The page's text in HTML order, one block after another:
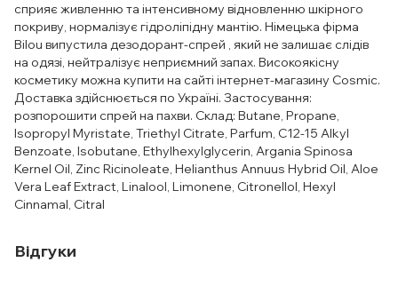
сприяє живленню та інтенсивному відновленню шкірного
покриву, нормалізує гідроліпідну мантію. Німецька фірма
Bilou випустила дезодорант-спрей , який не залишає слідів
на одязі, нейтралізує неприємний запах. Високоякісну
косметику можна купити на сайті інтернет-магазину Cosmic.
Доставка здійснюється по Україні. Застосування:
розпорошити спрей на пахви. Склад: Butane, Propane,
Isopropyl Myristate, Triethyl Citrate, Parfum, C12-15 Alkyl
Benzoate, Isobutane, Ethylhexylglycerin, Argania Spinosa
Kernel Oil, Zinc Ricinoleate, Helianthus Annuus Hybrid Oil, Aloe
Vera Leaf Extract, Linalool, Limonene, Citronellol, Hexyl
Cinnamal, Citral
Відгуки